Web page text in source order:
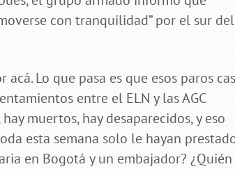
con tranquilidad” por el sur del
Lo que pasa es que esos paros
entre el ELN y las AGC
muertos, hay desaparecidos, y eso
esta semana solo le hayan
en Bogotá y un embajador? ¿Quién